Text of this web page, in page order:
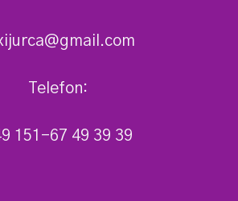
Telefon:
151-67 49 39 39